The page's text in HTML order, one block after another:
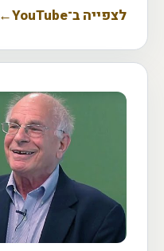
לצפייה ב־YouTube ←